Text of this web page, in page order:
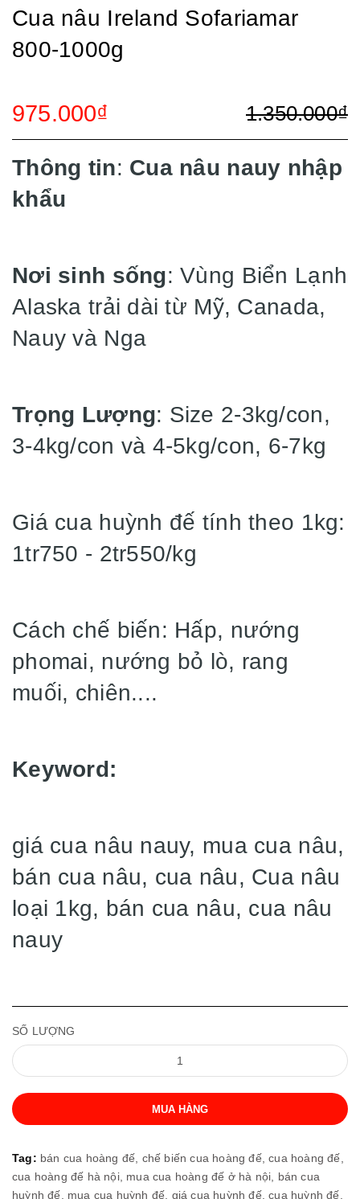
Cua nâu Ireland Sofariamar
800-1000g
975.000₫ 1.350.000₫
Thông tin: Cua nâu nauy nhập
khẩu
Nơi sinh sống: Vùng Biển Lạnh
Alaska trải dài từ Mỹ, Canada,
Nauy và Nga
Trọng Lượng: Size 2-3kg/con,
3-4kg/con và 4-5kg/con, 6-7kg
Giá cua huỳnh đế tính theo 1kg:
1tr750 - 2tr550/kg
Cách chế biến: Hấp, nướng
phomai, nướng bỏ lò, rang
muối, chiên....
Keyword:
giá cua nâu nauy, mua cua nâu,
bán cua nâu, cua nâu, Cua nâu
loại 1kg, bán cua nâu, cua nâu
nauy
SỐ LƯỢNG
MUA HÀNG
Tag: bán cua hoàng đế, chế biến cua hoàng đế,cua hoàng đế,
cua hoàng đế hà nội, mua cua hoàng đế ở hà nội, bán cua
huỳnh đế, mua cua huỳnh đế, giá cua huỳnh đế,cua huỳnh đế,